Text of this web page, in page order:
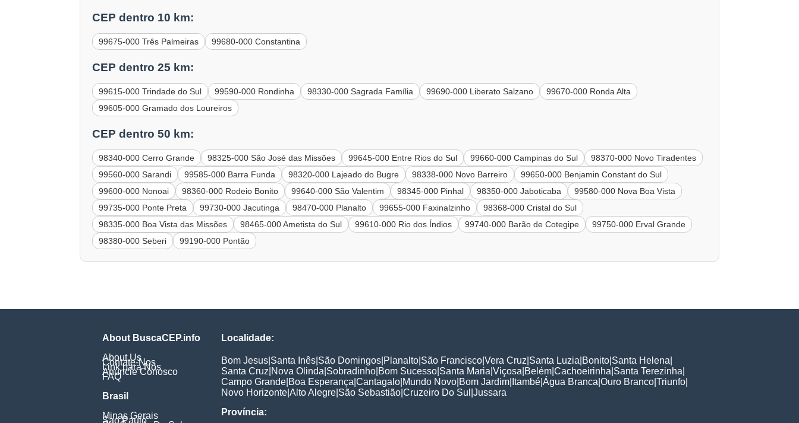
CEP dentro 10 km:
99675-000 Três Palmeiras 99680-000 Constantina
CEP dentro 25 km:
99615-000 Trindade do Sul 99590-000 Rondinha 98330-000 Sagrada Família 99690-000 Liberato Salzano
99670-000 Ronda Alta
99605-000 Gramado dos Loureiros
CEP dentro 50 km:
98340-000 Cerro Grande 98325-000 São José das Missões 99645-000 Entre Rios do Sul 99660-000 Campinas do Sul
98370-000 Novo Tiradentes
99560-000 Sarandi
99585-000 Barra Funda 98320-000 Lajeado do Bugre 98338-000 Novo Barreiro
99650-000 Benjamin Constant do Sul
99600-000 Nonoai
98360-000 Rodeio Bonito 99640-000 São Valentim 98345-000 Pinhal 98350-000 Jaboticaba
99580-000 Nova Boa Vista
99735-000 Ponte Preta
99730-000 Jacutinga 98470-000 Planalto 99655-000 Faxinalzinho
98368-000 Cristal do Sul
98335-000 Boa Vista das Missões
98465-000 Ametista do Sul 99610-000 Rio dos Índios 99740-000 Barão de Cotegipe
99750-000 Erval Grande
98380-000 Seberi
99190-000 Pontão
About BuscaCEP.info
About Us
Contate-Nos
Link para Nós
Anuncie Conosco
FAQ
Brasil
Minas Gerais
Sao Paulo
Localidade:
Bom Jesus Santa Inês São Domingos Planalto São Francisco Vera Cruz Santa Luzia Bonito Santa Helena
Santa Cruz Nova Olinda Sobradinho Bom Sucesso Santa Maria Viçosa Belém Cachoeirinha Santa Terezinha
Campo Grande Boa Esperança Cantagalo Mundo Novo Bom Jardim Itambé Água Branca Ouro Branco Triunfo
Novo Horizonte Alto Alegre São Sebastião Cruzeiro Do Sul Jussara
Província: